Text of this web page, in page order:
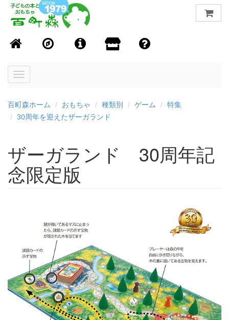
Toggle
百町森ホーム おもちゃ 種類別 ゲーム
特集
30周年を迎えたザーガランド
ザーガランド 30周年記
念限定版